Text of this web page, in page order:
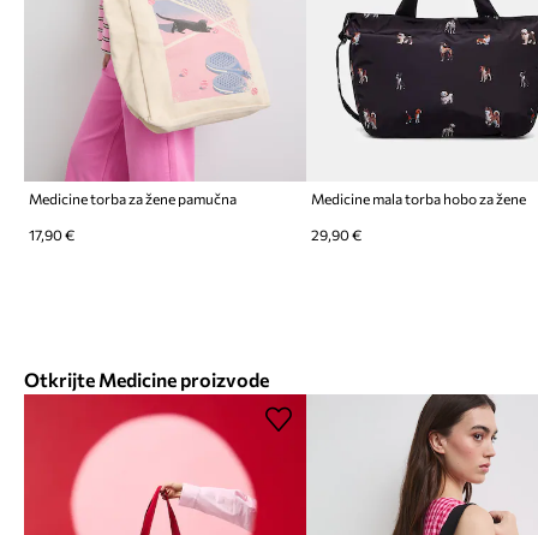
Medicine torba za žene pamučna
17,90 €
Medicine mala torba hobo za žene
29,90 €
Otkrijte Medicine proizvode